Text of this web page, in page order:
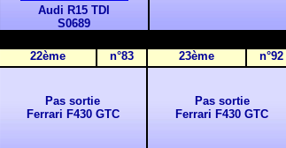
Audi R15 TDI
S0689
22ème n°83 23ème n°92
Pas sortie
Ferrari F430 GTC
Pas sortie
Ferrari F430 GTC